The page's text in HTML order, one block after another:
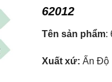
62012
Tên sản phẩm:
Xuất xứ: Ấn Độ